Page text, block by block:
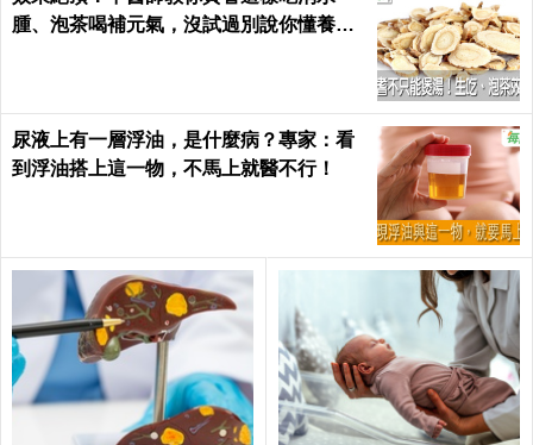
特別小心
守山醫師踢爆７大營養迷思，看完再說你
懂健康｜每日健康 Health